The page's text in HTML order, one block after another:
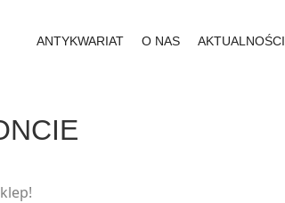
ANTYKWARIAT O NAS AKTUALNOŚCI